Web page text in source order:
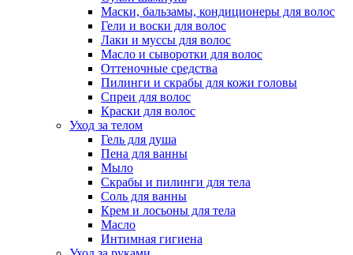
Маски, бальзамы, кондиционеры для волос
Гели и воски для волос
Лаки и муссы для волос
Масло и сыворотки для волос
Оттеночные средства
Пилинги и скрабы для кожи головы
Спреи для волос
Краски для волос
Уход за телом
Гель для душа
Пена для ванны
Мыло
Скрабы и пилинги для тела
Соль для ванны
Крем и лосьоны для тела
Масло
Интимная гигиена